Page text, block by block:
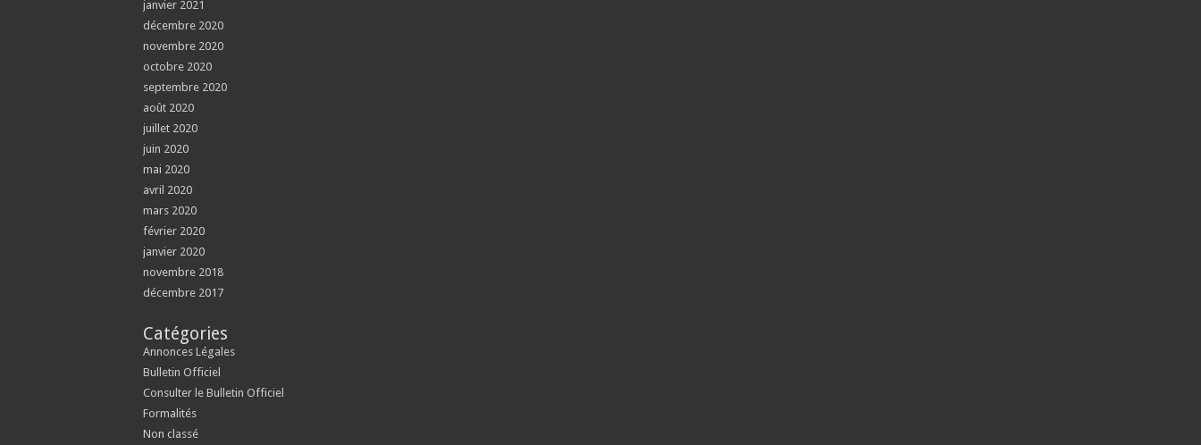
janvier 2021
décembre 2020
novembre 2020
octobre 2020
septembre 2020
août 2020
juillet 2020
juin 2020
mai 2020
avril 2020
mars 2020
février 2020
janvier 2020
novembre 2018
décembre 2017
Catégories
Annonces Légales
Bulletin Officiel
Consulter le Bulletin Officiel
Formalités
Non classé